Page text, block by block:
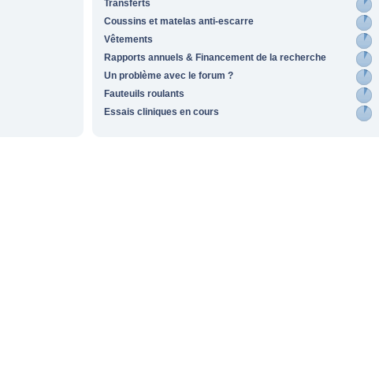
Transferts
Coussins et matelas anti-escarre
Vêtements
Rapports annuels & Financement de la recherche
Un problème avec le forum ?
Fauteuils roulants
Essais cliniques en cours